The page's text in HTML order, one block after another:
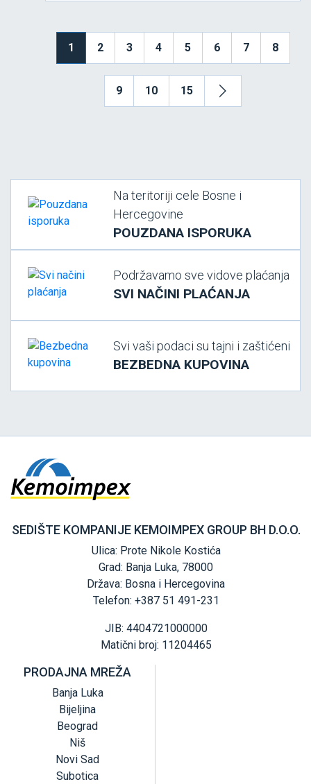
1 2 3 4 5 6 7 8
9 10 15
Na teritoriji cele Bosne i
Hercegovine
POUZDANA ISPORUKA
Podržavamo sve vidove plaćanja
SVI NAČINI PLAĆANJA
Svi vaši podaci su tajni i zaštićeni
BEZBEDNA KUPOVINA
SEDIŠTE KOMPANIJE KEMOIMPEX GROUP BH D.O.O.
Ulica: Prote Nikole Kostića
Grad: Banja Luka, 78000
Država: Bosna i Hercegovina
Telefon: +387 51 491-231
JIB: 4404721000000
Matični broj: 11204465
PRODAJNA MREŽA
Banja Luka
Bijeljina
Beograd
Niš
Novi Sad
Subotica